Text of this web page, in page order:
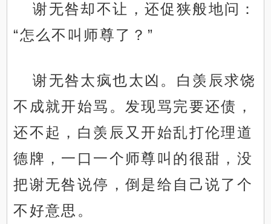
谢无咎却不让，还促狭般地问：
“怎么不叫师尊了？”
谢无咎太疯也太凶。白羡辰求饶
不成就开始骂。发现骂完要还债，
还不起，白羡辰又开始乱打伦理道
德牌，一口一个师尊叫的很甜，没
把谢无咎说停，倒是给自己说了个
不好意思。